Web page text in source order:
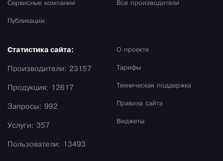
Сервисные компании
Публикации
Все производители
О проекте
Тарифы
Техническая поддержка
Правила сайта
Виджеты
Статистика сайта:
Производители: 23157
Продукция: 12617
Запросы: 992
Услуги: 357
Пользователи: 13493